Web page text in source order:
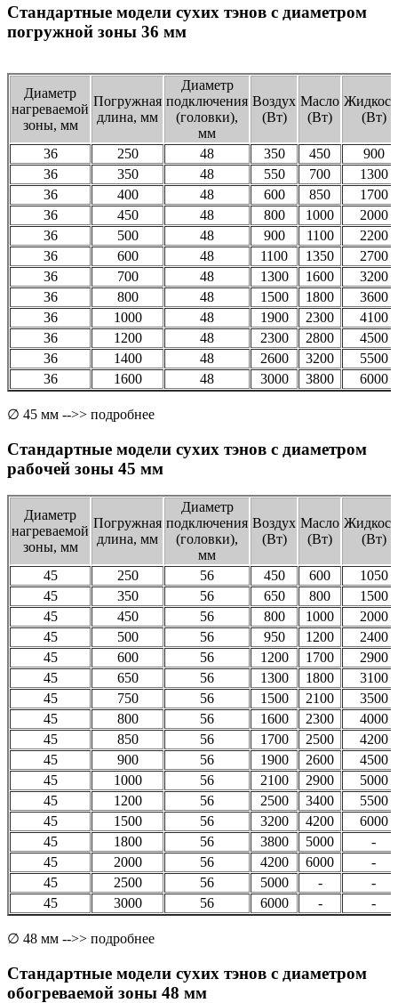
Стандартные модели сухих тэнов с диаметром
погружной зоны 36 мм
Диаметр
нагреваемой
зоны, мм
Погружная
длина, мм
Диаметр
подключения
(головки),
мм
Воздух
(Вт)
Масло
(Вт)
(Вт)
36 250 48 350 450
900
36
350 48 550 700
1300
36
400 48 600 850
1700
36
450 48 800 1000
2000
36
500 48 900 1100
2200
36
600 48 1100 1350
2700
36
700 48 1300 1600
3200
36
800 48 1500 1800
3600
36
1000 48 1900 2300
4100
36
1200 48 2300 2800
4500
36
1400 48 2600 3200
5500
36
1600 48 3000 3800 6000
∅ 45 мм -->> подробнее
Стандартные модели сухих тэнов с диаметром
рабочей зоны 45 мм
Диаметр
нагреваемой
зоны, мм
Погружная
длина, мм
Диаметр
подключения
(головки),
мм
Воздух
(Вт)
Масло
(Вт)
(Вт)
45 250 56 450 600
1050
45
350 56 650 800
1500
45
450 56 800 1000
2000
45
500 56 950 1200
2400
45
600 56 1200 1700
2900
45
650 56 1300 1800
3100
45
750 56 1500 2100
3500
45
800 56 1600 2300
4000
45
850 56 1700 2500
4200
45
900 56 1900 2600
4500
45
1000 56 2100 2900
5000
45
1200 56 2500 3400
5500
45
1500 56 3200 4200
6000
45
1800 56 3800 5000
-
45
2000 56 4200 6000
-
45
2500 56 5000 -
-
45
3000 56 6000 - -
∅ 48 мм -->> подробнее
Стандартные модели сухих тэнов с диаметром
обогреваемой зоны 48 мм